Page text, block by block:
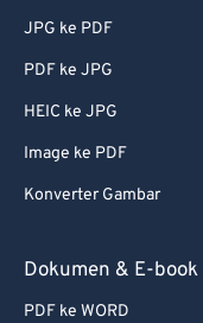
JPG ke PDF
PDF ke JPG
HEIC ke JPG
Image ke PDF
Konverter Gambar
Dokumen & E-book
PDF ke WORD